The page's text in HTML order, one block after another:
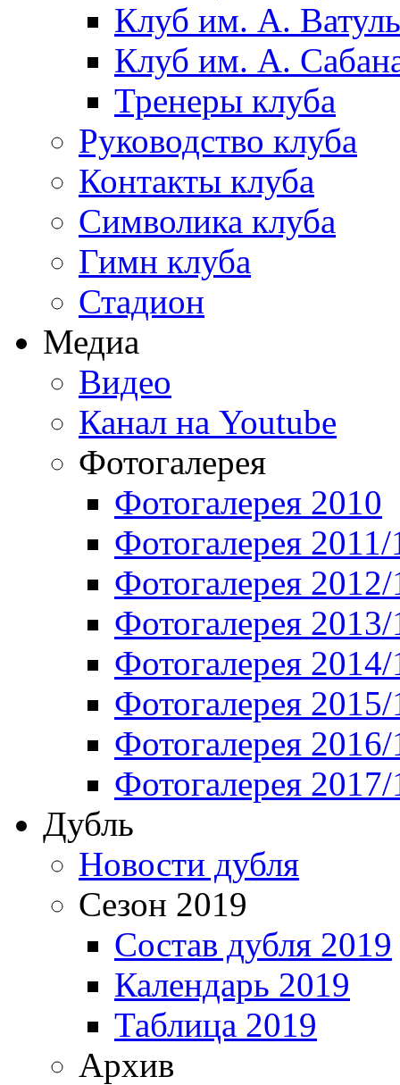
Клуб им. А.
Клуб им. А.
Тренеры клуба
Руководство клуба
Контакты клуба
Символика клуба
Гимн клуба
Стадион
Медиа
Видео
Канал на Youtube
Фотогалерея
Фотогалерея 2010
Фотогалерея 2011/
Фотогалерея
Фотогалерея
Фотогалерея
Фотогалерея
Фотогалерея
Фотогалерея
Дубль
Новости дубля
Сезон 2019
Состав дубля 2019
Календарь 2019
Таблица 2019
Архив